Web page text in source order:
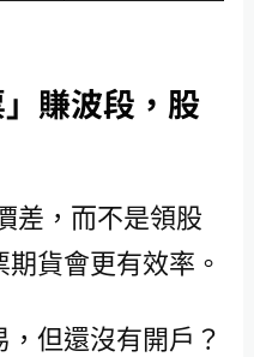
賺波段，股
差，而不是領股
貨會更有效率。
但還沒有開戶？